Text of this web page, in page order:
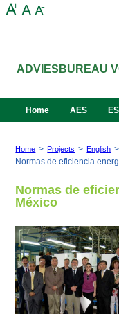
ADVIESBUREAU
Home AES
Home > Projects > English >
Normas de eficiencia
Normas de
México